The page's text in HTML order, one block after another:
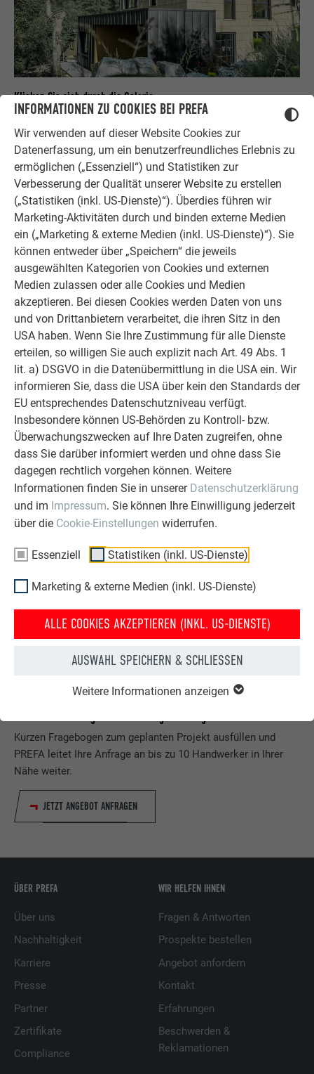
INFORMATIONEN ZU COOKIES BEI PREFA
Wir verwenden auf dieser Website Cookies zur
Datenerfassung, um ein benutzerfreundliches Erlebnis zu
ermöglichen („Essenziell“) und Statistiken zur
Verbesserung der Qualität unserer Website zu erstellen
(„Statistiken (inkl. US-Dienste)“). Überdies führen wir
Marketing-Aktivitäten durch und binden externe Medien
ein („Marketing & externe Medien (inkl. US-Dienste)“). Sie
können entweder über „Speichern“ die jeweils
ausgewählten Kategorien von Cookies und externen
Medien zulassen oder alle Cookies und Medien
akzeptieren. Bei diesen Cookies werden Daten von uns
und von Drittanbietern verarbeitet, die ihren Sitz in den
USA haben. Wenn Sie Ihre Zustimmung für alle Dienste
erteilen, so willigen Sie auch explizit nach Art. 49 Abs. 1
lit. a) DSGVO in die Datenübermittlung in die USA ein. Wir
informieren Sie, dass die USA über kein den Standards der
EU entsprechendes Datenschutzniveau verfügt.
Insbesondere können US-Behörden zu Kontroll- bzw.
Überwachungszwecken auf Ihre Daten zugreifen, ohne
dass Sie darüber informiert werden und ohne dass Sie
dagegen rechtlich vorgehen können. Weitere
Informationen finden Sie in unserer Datenschutzerklärung
und im Impressum. Sie können Ihre Einwilligung jederzeit
über die Cookie-Einstellungen widerrufen.
Essenziell Statistiken (inkl. US-Dienste)
Marketing & externe Medien (inkl. US-Dienste)
ALLE COOKIES AKZEPTIEREN (INKL. US-DIENSTE)
AUSWAHL SPEICHERN & SCHLIESSEN
Weitere Informationen anzeigen
Klicken Sie sich durch die Galerie
Ganz viel PREFA Inspiration auf einen Klick gefällig? In der
Referenzgalerie können Sie PREFA Objekte ansehen und
nach Produktkategorien filtern.
ZUR REFERENZGALERIE
Ihr Haus im PREFA Look
Wir zeigen Ihnen anhand einer Fotomontage, wie schön Ihr
Haus mit einem PREFA Dach oder einer PREFA Fassade
aussieht.
JETZT FOTOMONTAGE ANFORDERN
Kurzen Fragebogen zum geplanten Projekt ausfüllen und
PREFA leitet Ihre Anfrage an bis zu 10 Handwerker in Ihrer
Nähe weiter.
JETZT ANGEBOT ANFRAGEN
ÜBER PREFA
Über uns
Nachhaltigkeit
Karriere
Presse
Partner
Zertifikate
Compliance
WIR HELFEN IHNEN
Fragen & Antworten
Prospekte bestellen
Angebot anfordern
Kontakt
Erfahrungen
Beschwerden &
Reklamationen